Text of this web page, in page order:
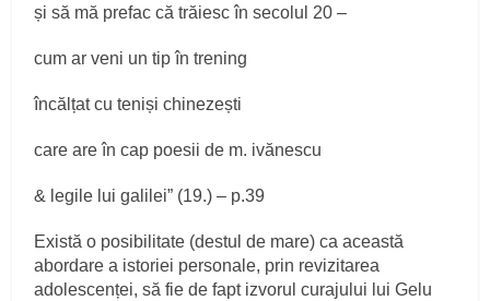
și să mă prefac că trăiesc în secolul 20 –
cum ar veni un tip în trening
încălțat cu teniși chinezești
care are în cap poesii de m. ivănescu
& legile lui galilei” (19.) – p.39
Există o posibilitate (destul de mare) ca această
abordare a istoriei personale, prin revizitarea
adolescenței, să fie de fapt izvorul curajului lui Gelu